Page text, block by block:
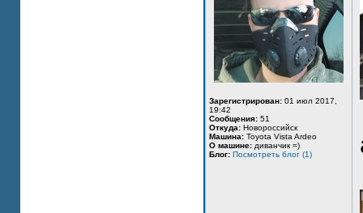
Зарегистрирован: 01 июл 2017,
19:42
Сообщения: 51
Откуда: Новороссийск
Машина: Toyota Vista Ardeo
О машине: диванчик =)
Блог: Посмотреть блог (1)